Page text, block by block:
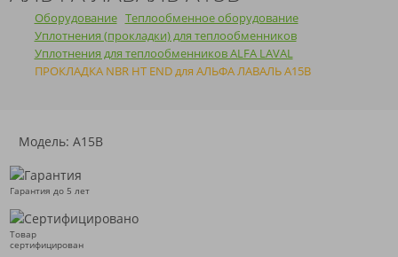
Оборудование Теплообменное оборудование
Уплотнения (прокладки) для теплообменников
Уплотнения для теплообменников ALFA LAVAL
ПРОКЛАДКА NBR HT END для АЛЬФА ЛАВАЛЬ A15B
Модель: A15B
Гарантия до 5 лет
Товар
сертифицирован